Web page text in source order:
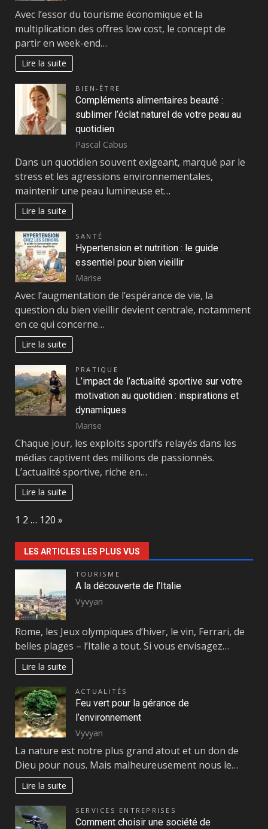
Avec l’essor du tourisme économique et la
multiplication des offres low cost, le concept de
partir en week-end…
Lire la suite
BIEN-ÊTRE
Compléments alimentaires beauté :
sublimer l’éclat naturel de votre peau au
quotidien
Pascal Cabus
Dans un quotidien souvent exigeant, marqué par le
stress et les agressions environnementales,
maintenir une peau lumineuse et…
Lire la suite
SANTÉ
Hypertension et nutrition : le guide
essentiel pour bien vieillir
Marise
Avec l’augmentation de l’espérance de vie, la
question du bien vieillir devient centrale, notamment
en ce qui concerne…
Lire la suite
PRATIQUE
L’impact de l’actualité sportive sur votre
motivation au quotidien : inspirations et
dynamiques
Marise
Chaque jour, les exploits sportifs relayés dans les
médias captivent des millions de passionnés.
L’actualité sportive, riche en…
Lire la suite
Page:
1 2 … 120 Next
»
LES ARTICLES LES PLUS VUS
TOURISME
A la découverte de l’Italie
Vyvyan
Rome, les Jeux olympiques d’hiver, le vin, Ferrari, de
belles plages – l’Italie a tout. Si vous envisagez…
Lire la suite
ACTUALITÉS
Feu vert pour la gérance de
l’environnement
Vyvyan
La nature est notre plus grand atout et un don de
Dieu pour nous. Mais malheureusement nous le…
Lire la suite
SERVICES ENTREPRISES
Comment choisir une société de